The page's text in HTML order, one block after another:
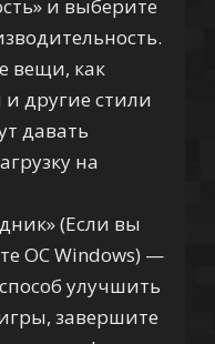
и выберите
вещи, как
другие стили
давать
на
(Если вы
ОС Windows) —
улучшить
игры, завершите